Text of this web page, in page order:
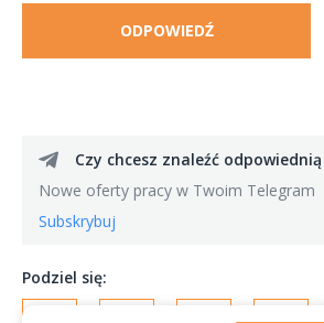
ODPOWIEDŹ
Czy chcesz znaleźć
Nowe oferty pracy w Twoim Telegram
Subskrybuj
Podziel się: